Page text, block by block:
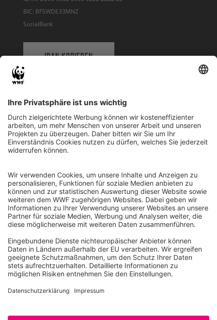
BIC: BFSWDE33MNZ
SozialBank
IBAN KOPIEREN
WWF Deutschland
Reinhardtstr. 18
10117 Berlin
Ihre Spende kann steuerlich geltend gemacht werden
Registriert als Stiftung WWF Deutschland, Senatsverwaltung für
Justiz Berlin, Az: 3416/976/2
Umsatzsteuer-Identifikationsnummer: DE 114236103
Freistellungsbescheid: Als gemeinnützige Körperschaft befreit
von der Körperschaftssteuer gem. §5 I 9 KStg. unter der
Steuernummer 27/641/09321